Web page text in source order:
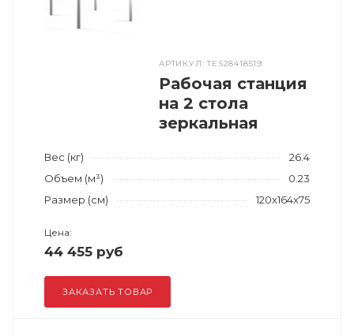
АРТИКУЛ: TES28418519
Рабочая станция
на 2 стола
зеркальная
Вес (кг)
26.4
Объем (м³)
0.23
Размер (см)
120x164x75
Цена:
44 455 руб
ЗАКАЗАТЬ ТОВАР